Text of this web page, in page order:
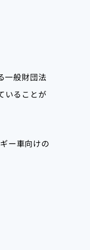
一般財団法
いることが
ー車向けの